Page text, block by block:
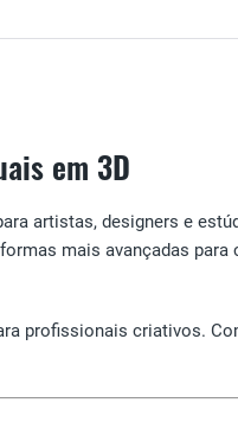
em 3D
artistas, designers e
mais avançadas
profissionais criativos.